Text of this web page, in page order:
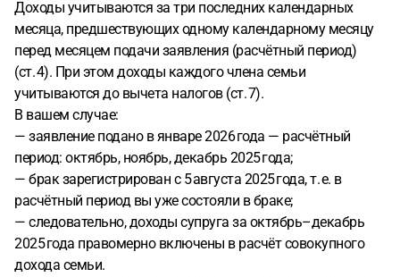
Доходы учитываются за три последних календарных
месяца, предшествующих одному календарному месяцу
перед месяцем подачи заявления (расчётный период)
(ст. 4). При этом доходы каждого члена семьи
учитываются до вычета налогов (ст. 7).
В вашем случае:
— заявление подано в январе 2026 года — расчётный
период: октябрь, ноябрь, декабрь 2025 года;
— брак зарегистрирован с 5 августа 2025 года, т. е. в
расчётный период вы уже состояли в браке;
— следовательно, доходы супруга за октябрь–декабрь
2025 года правомерно включены в расчёт совокупного
дохода семьи.